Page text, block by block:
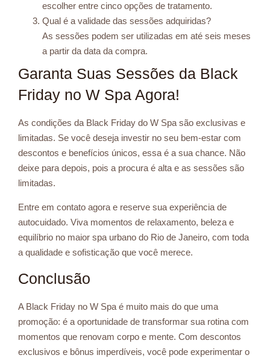
escolher entre cinco opções de tratamento.
Qual é a validade das sessões adquiridas?
As sessões podem ser utilizadas em até seis meses
a partir da data da compra.
Garanta Suas Sessões da Black
Friday no W Spa Agora!
As condições da Black Friday do W Spa são exclusivas e
limitadas. Se você deseja investir no seu bem-estar com
descontos e benefícios únicos, essa é a sua chance. Não
deixe para depois, pois a procura é alta e as sessões são
limitadas.
Entre em contato agora e reserve sua experiência de
autocuidado. Viva momentos de relaxamento, beleza e
equilíbrio no maior spa urbano do Rio de Janeiro, com toda
a qualidade e sofisticação que você merece.
Conclusão
A Black Friday no W Spa é muito mais do que uma
promoção: é a oportunidade de transformar sua rotina com
momentos que renovam corpo e mente. Com descontos
exclusivos e bônus imperdíveis, você pode experimentar o